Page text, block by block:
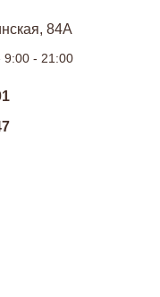
84А
9:00 - 21:00